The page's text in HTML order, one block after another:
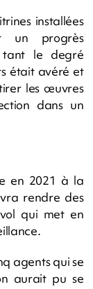
installées
un progrès
tant le degré
était avéré et
les œuvres
dans un
en 2021 à la
rendre des
qui met en
agents qui se
aurait pu se